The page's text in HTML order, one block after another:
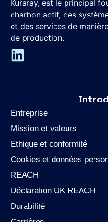
Kuraray, est le principal
charbon actif, des
et des services de
de production.
Entreprise
Mission et valeurs
Ethique et conformité
Cookies et données
REACH
Déclaration UK REACH
Durabilité